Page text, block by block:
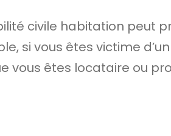
civile habitation peut
si vous êtes victime
vous êtes locataire ou